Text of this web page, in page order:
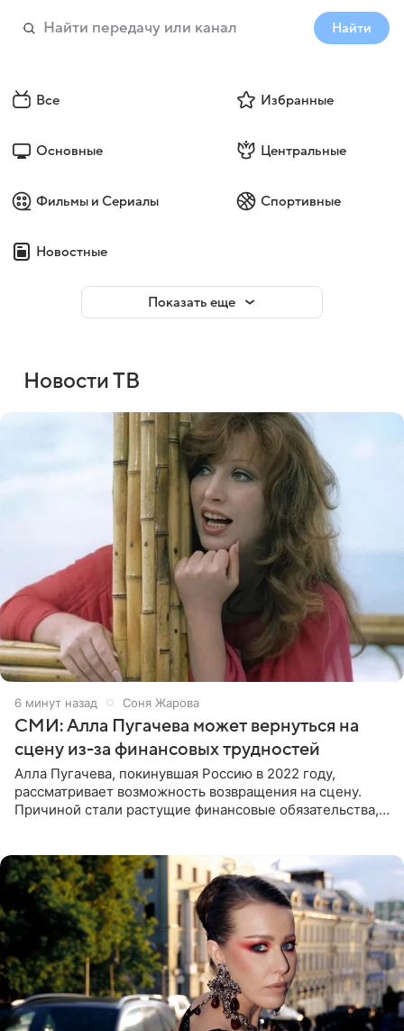
Найти
Все Избранные
Основные Центральные
Фильмы и Сериалы Спортивные
Новостные
Показать еще
Новости ТВ
6 минут назад Соня Жарова
СМИ: Алла Пугачева может вернуться на
сцену из-за финансовых трудностей
Алла Пугачева, покинувшая Россию в 2022 году,
рассматривает возможность возвращения на сцену.
Причиной стали растущие финансовые обязательства,